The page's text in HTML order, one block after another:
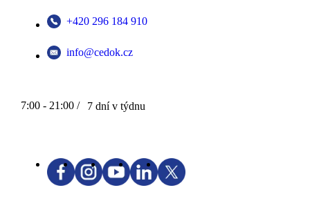
+420 296 184 910
info@cedok.cz
7:00 - 21:00 / 7 dní v týdnu